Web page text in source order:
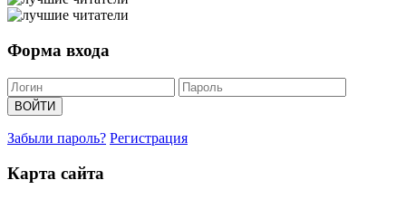
Форма входа
Забыли пароль? Регистрация
Карта сайта